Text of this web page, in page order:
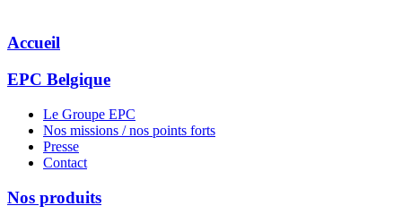
Accueil
EPC Belgique
Le Groupe EPC
Nos missions / nos points forts
Presse
Contact
Nos produits